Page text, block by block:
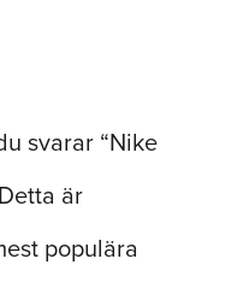
svarar “Nike
är
populära